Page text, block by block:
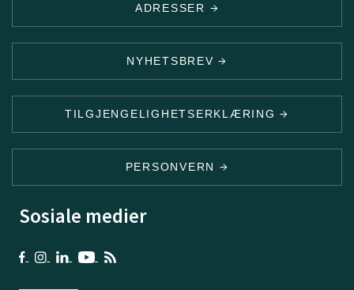
ADRESSER
NYHETSBREV
TILGJENGELIGHETSERKLÆRING
PERSONVERN
Sosiale medier